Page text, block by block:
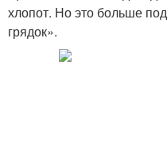
хлопот. Но это больше
грядок».